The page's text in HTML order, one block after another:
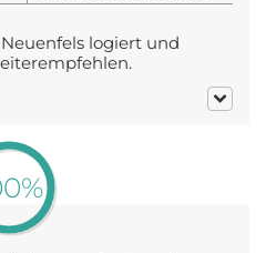
logiert und